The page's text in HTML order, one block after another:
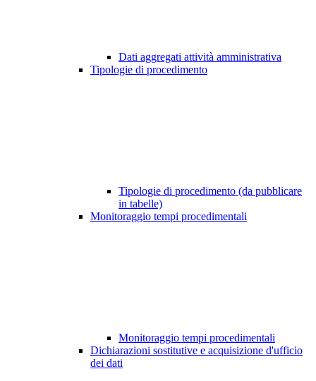
Dati aggregati attività amministrativa
Tipologie di procedimento
Tipologie di procedimento (da pubblicare
in tabelle)
Monitoraggio tempi procedimentali
Monitoraggio tempi procedimentali
Dichiarazioni sostitutive e acquisizione d'ufficio
dei dati